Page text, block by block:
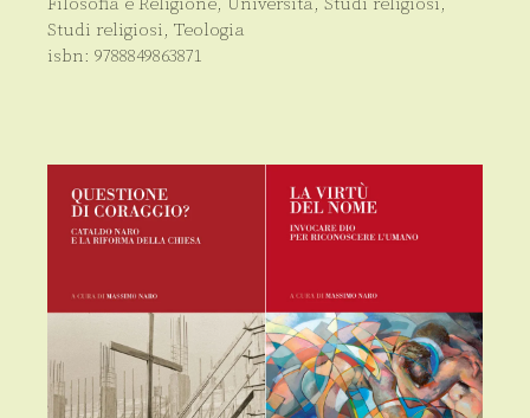
Filosofia e Religione, Università, Studi religiosi,
Studi religiosi, Teologia
isbn: 9788849863871